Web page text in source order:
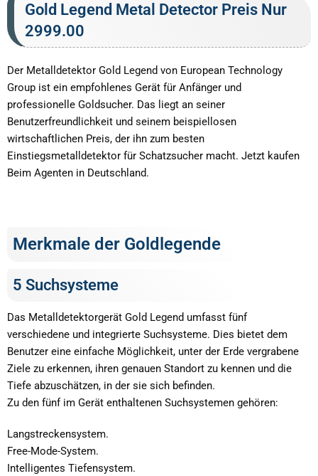
Gold Legend Metal Detector Preis Nur
2999.00
Der Metalldetektor Gold Legend von European Technology
Group ist ein empfohlenes Gerät für Anfänger und
professionelle Goldsucher. Das liegt an seiner
Benutzerfreundlichkeit und seinem beispiellosen
wirtschaftlichen Preis, der ihn zum besten
Einstiegsmetalldetektor für Schatzsucher macht. Jetzt kaufen
Beim Agenten in Deutschland.
Merkmale der Goldlegende
5 Suchsysteme
Das Metalldetektorgerät Gold Legend umfasst fünf
verschiedene und integrierte Suchsysteme. Dies bietet dem
Benutzer eine einfache Möglichkeit, unter der Erde vergrabene
Ziele zu erkennen, ihren genauen Standort zu kennen und die
Tiefe abzuschätzen, in der sie sich befinden.
Zu den fünf im Gerät enthaltenen Suchsystemen gehören:
Langstreckensystem.
Free-Mode-System.
Intelligentes Tiefensystem.